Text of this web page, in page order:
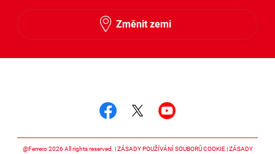
Změnit zemi
@Ferrero 2026 All rights reserved. ZÁSADY POUŽÍVÁNÍ SOUBORŮ COOKIE ZÁSADY